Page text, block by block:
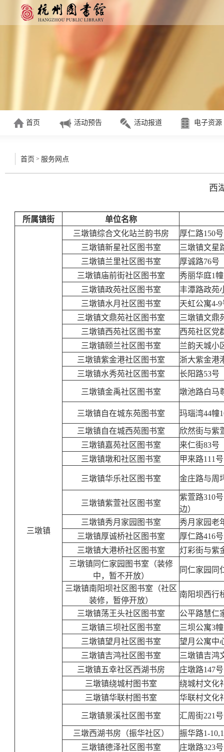
首页 活动预告 活动报道 电子资源
首页 > 服务网点
西
所属镇街 单位名称
三墩镇
三墩镇综合文化站兰韵书房
厚仁路150
三墩镇新星社区图书室
三墩镇文星
三墩镇兰里社区图书室
厚诚路76号
三墩镇庙前街社区图书室
秀丽华庭1
三墩镇政苑社区图书室
丰潭路政苑
三墩镇水月社区图书室
天虹公寓4-9
三墩镇文鼎苑社区图书室
三墩镇文鼎
三墩镇西苑社区图书室
西苑社区党
三墩镇颐兰社区图书室
兰韵天城小
三墩镇紫金港社区图书室
浙大紫金港
三墩镇水秀苑社区图书室
长阳路53号
三墩镇金禹社区图书室 墩池路白马
三墩镇自在城东苑图书室 玛瑙湾44幢
三墩镇自在城西苑图书室
欣然街与
三墩镇嘉苑社区图书室
来仁街83号
三墩镇墩和社区图书室
甲来路111号
三墩镇华乐社区图书室 金庄路与周
三墩镇紫萱社区图书室
紫萱路310
边）
三墩镇秀月家园图书室
秀月家园老
三墩镇厚诚桥社区图书室
厚仁路416
三墩镇大港桥社区图书室
灯彩街与紫
三墩镇同仁家园图书室（装修
中，暂不开放）
同仁家园同
三墩镇南阳坝社区图书室（社区
装修，暂停开放）
南阳坝西行
三墩镇荡王头社区图书室
公平路慧仁
三墩镇三坝社区图书室
三坝公寓3
三墩镇望月社区图书室
望月公寓中
三墩镇吉鸿社区图书室
三墩镇吉鸿
三墩镇五幸社区西湖书房
庄墩路147号
三墩镇绕城村图书室
绕城村文化
三墩镇华联村图书室
华联村文化
三墩镇景溪社区图书室 汇周街
三墩西湖书房（振华社区）
振华路1-
三墩镇德泽社区图书室
庄墩路323